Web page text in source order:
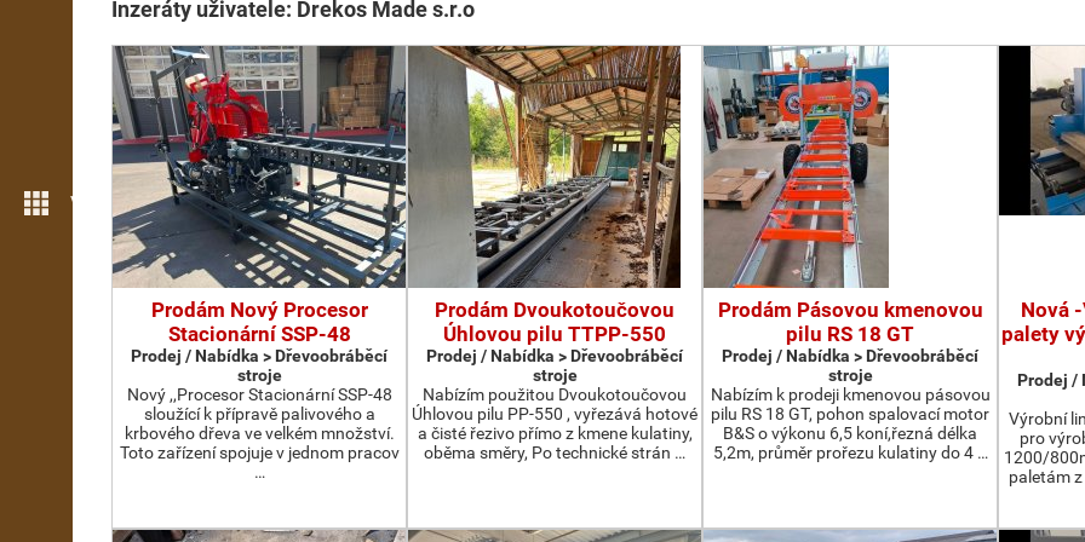
Více možností
Inzeráty uživatele: Drekos Made s.r.o
Prodám Nový Procesor
Stacionární SSP-48
Prodej / Nabídka > Dřevoobráběcí
stroje
Nový ,,Procesor Stacionární SSP-48
sloužící k přípravě palivového a
krbového dřeva ve velkém množství.
Toto zařízení spojuje v jednom pracov
…
Prodám Dvoukotoučovou
Úhlovou pilu TTPP-550
Prodej / Nabídka > Dřevoobráběcí
stroje
Nabízím použitou Dvoukotoučovou
Úhlovou pilu PP-550 , vyřezává hotové
a čisté řezivo přímo z kmene kulatiny,
oběma směry, Po technické strán …
Prodám Pásovou kmenovou
pilu RS 18 GT
Prodej / Nabídka > Dřevoobráběcí
stroje
Nabízím k prodeji kmenovou pásovou
pilu RS 18 GT, pohon spalovací motor
B&S o výkonu 6,5 koní,řezná délka
5,2m, průměr prořezu kulatiny do 4 …
Nová
palety
Prodej /
Výrobní
pro
1200/
paletám